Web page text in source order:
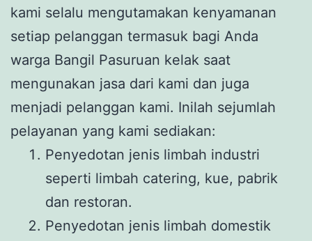
kami selalu mengutamakan kenyamanan
setiap pelanggan termasuk bagi Anda
warga Bangil Pasuruan kelak saat
mengunakan jasa dari kami dan juga
menjadi pelanggan kami. Inilah sejumlah
pelayanan yang kami sediakan:
Penyedotan jenis limbah industri
seperti limbah catering, kue, pabrik
dan restoran.
Penyedotan jenis limbah domestik